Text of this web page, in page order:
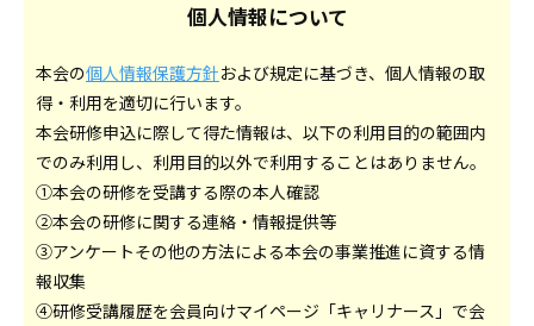
個人情報について
本会の個人情報保護方針および規定に基づき、個人情報の取
得・利用を適切に行います。
本会研修申込に際して得た情報は、以下の利用目的の範囲内
でのみ利用し、利用目的以外で利用することはありません。
①本会の研修を受講する際の本人確認
②本会の研修に関する連絡・情報提供等
③アンケートその他の方法による本会の事業推進に資する情
報収集
④研修受講履歴を会員向けマイページ「キャリナース」で会